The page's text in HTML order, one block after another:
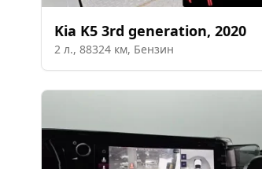
Kia K5 3rd generation, 2020
2 л., 88324 км, Бензин